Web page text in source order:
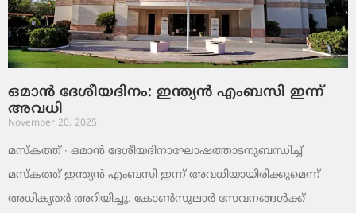
ഒമാൻ ദേശീയദിനം: ഇന്ത്യൻ എംബസി ഇന്ന്
അവധി
November 20, 2025
മസ്‌കത്ത് ∙ ഒമാൻ ദേശീയദിനാഘോഷത്താടനുബന്ധിച്ച്
മസ്‌കത്ത് ഇന്ത്യൻ എംബസി ഇന്ന് അവധിയായിരിക്കുമെന്ന്
അധികൃതർ അറിയിച്ചു. കോൺസുലാർ സേവനങ്ങൾക്ക്